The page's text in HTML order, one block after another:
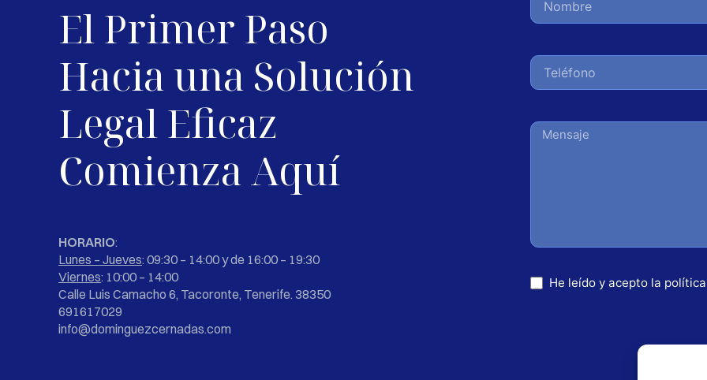
El Primer Paso
Hacia una Solución
Legal Eficaz
Comienza Aquí
HORARIO:
Lunes – Jueves: 09:30 – 14:00 y de 16:00 – 19:30
Viernes: 10:00 – 14:00
Calle Luis Camacho 6, Tacoronte, Tenerife. 38350
691617029
info@dominguezcernadas.com
He leído y acepto la